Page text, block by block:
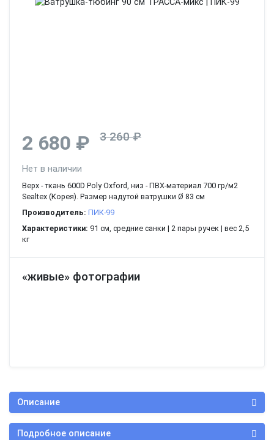
2 680 ₽ 3 260 ₽
Нет в наличии
Верх - ткань 600D Poly Oxford, низ - ПВХ-материал 700 гр/м2
Sealtex (Корея). Размер надутой ватрушки Ø 83 см
Производитель: ПИК-99
Характеристики: 91 см, средние санки | 2 пары ручек | вес 2,5
кг
«живые» фотографии
Описание
Подробное описание